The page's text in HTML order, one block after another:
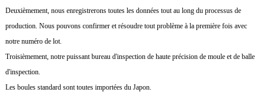
Deuxièmement, nous enregistrerons toutes les données tout au long du processus de
production. Nous pouvons confirmer et résoudre tout problème à la première fois avec
notre numéro de lot.
Troisièmement, notre puissant bureau d'inspection de haute précision de moule et de balle
d'inspection.
Les boules standard sont toutes importées du Japon.